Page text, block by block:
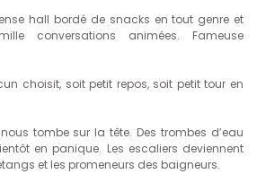
hall bordé de snacks en tout genre et
conversations animées. Fameuse
choisit, soit petit repos, soit petit tour en
tombe sur la tête. Des trombes d’eau
en panique. Les escaliers deviennent
et les promeneurs des baigneurs.